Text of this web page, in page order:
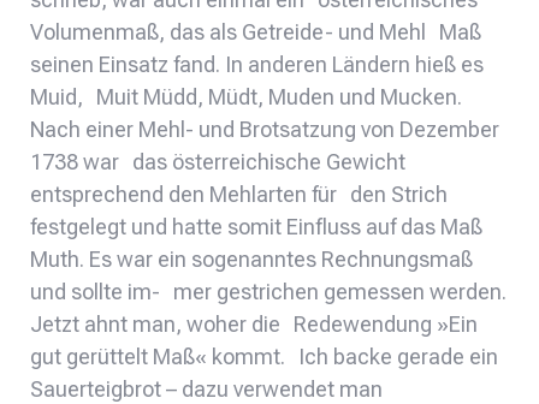
Volumenmaß, das als Getreide- und Mehl Maß
seinen Einsatz fand. In anderen Ländern hieß es
Muid, Muit Müdd, Müdt, Muden und Mucken.
Nach einer Mehl- und Brotsatzung von Dezember
1738 war das österreichische Gewicht
entsprechend den Mehlarten für den Strich
festgelegt und hatte somit Einfluss auf das Maß
Muth. Es war ein sogenanntes Rechnungsmaß
und sollte im- mer gestrichen gemessen werden.
Jetzt ahnt man, woher die Redewendung »Ein
gut gerüttelt Maß« kommt. Ich backe gerade ein
Sauerteigbrot – dazu verwendet man